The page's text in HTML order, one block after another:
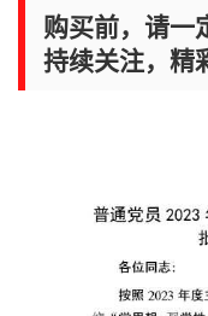
购买前，请一
持续关注，精